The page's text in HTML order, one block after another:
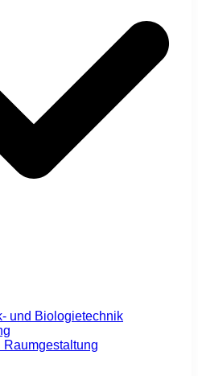
und Biologietechnik
Raumgestaltung